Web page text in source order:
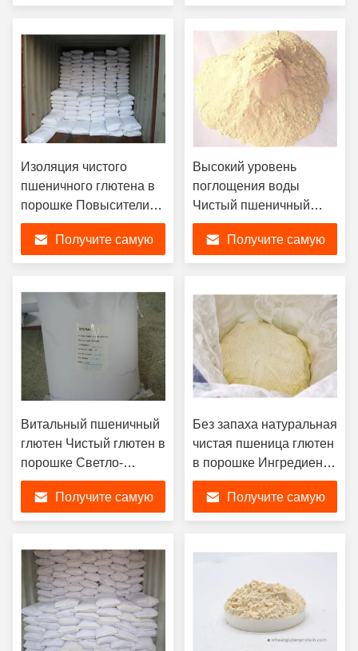
Изоляция чистого
пшеничного глютена в
порошке Повысители
питания для выпечки
продуктовПолучите самую
Высокий уровень
поглощения воды
Чистый пшеничный
глютен в порошке, без
гМО пшеничного белка
Получите самую
Витальный пшеничный
глютен Чистый глютен в
порошке Светло-
желтый цвет 24 месяца
Срок годности
Получите самую
Без запаха натуральная
чистая пшеница глютен
в порошке Ингредиент
белка в макаронных
продуктахПолучите самую